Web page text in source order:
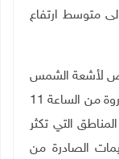
متوسط ارتفاع
لأشعة الشمس
المباشرة لفترة طويلة خاصة في ساعات الذروة من الساعة 11
المناطق التي تكثر
الصادرة من